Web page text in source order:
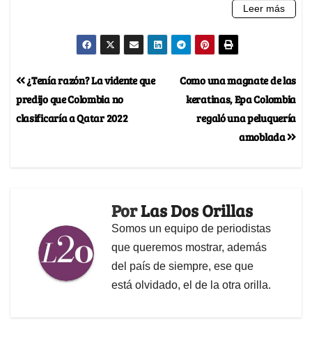
Como una magnate de las
keratinas, Epa Colombia
regaló una peluquería
amoblada
¿Tenía razón? La vidente que
predijo que Colombia no
clasificaría a Qatar 2022
PorLas Dos Orillas
Somos un equipo de periodistas
que queremos mostrar, además
del país de siempre, ese que
está olvidado, el de la otra orilla.